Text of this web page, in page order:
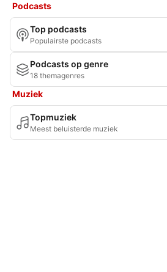
Podcasts
Top podcasts
Populairste podcasts
Podcasts op genre
18 themagenres
Muziek
Topmuziek
Meest beluisterde muziek